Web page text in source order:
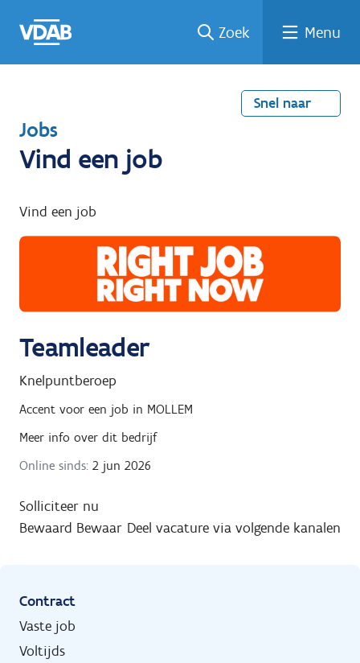
naar
een
een
job
naar
Zoek Menu
Snel naar
T
e
u
g
a
r
Jobs
Vind een job
Vind een job
Teamleader
Knelpuntberoep
Accent voor een job in MOLLEM
Meer info over dit bedrijf
Online sinds: 2 jun 2026
Solliciteer nu
Bewaard Bewaar Deel vacature via volgende kanalen
Contract
Vaste job
Voltijds